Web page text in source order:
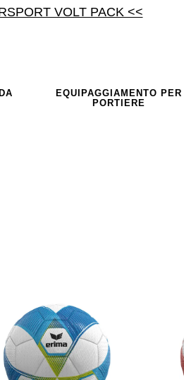
VOLT PACK <<
EQUIPAGGIAMENTO PER
PORTIERE